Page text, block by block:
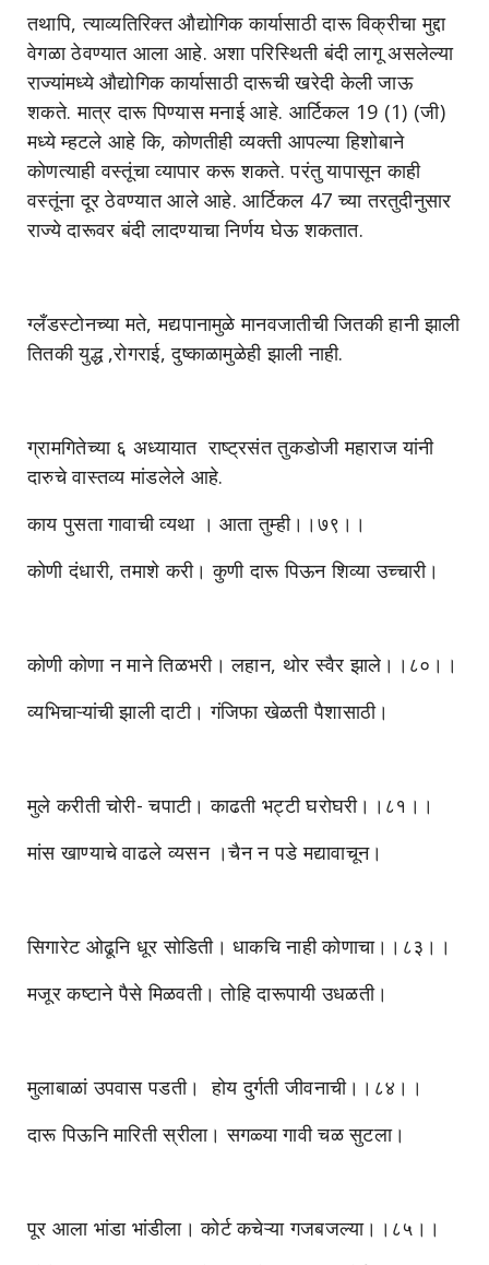
तथापि, त्याव्यतिरिक्त औद्योगिक कार्यासाठी दारू विक्रीचा मुद्दा
वेगळा ठेवण्यात आला आहे. अशा परिस्थिती बंदी लागू असलेल्या
राज्यांमध्ये औद्योगिक कार्यासाठी दारूची खरेदी केली जाऊ
शकते. मात्र दारू पिण्यास मनाई आहे. आर्टिकल 19 (1) (जी)
मध्ये म्हटले आहे कि, कोणतीही व्यक्ती आपल्या हिशोबाने
कोणत्याही वस्तूंचा व्यापार करू शकते. परंतु यापासून काही
वस्तूंना दूर ठेवण्यात आले आहे. आर्टिकल 47 च्या तरतुदीनुसार
राज्ये दारूवर बंदी लादण्याचा निर्णय घेऊ शकतात.
ग्लँडस्टोनच्या मते, मद्यपानामुळे मानवजातीची जितकी हानी झाली
तितकी युद्ध ,रोगराई, दुष्काळामुळेही झाली नाही.
ग्रामगितेच्या ६ अध्यायात राष्ट्रसंत तुकडोजी महाराज यांनी
दारुचे वास्तव्य मांडलेले आहे.
काय पुसता गावाची व्यथा । आता तुम्ही।।७९।।
कोणी दंधारी, तमाशे करी। कुणी दारू पिऊन शिव्या उच्चारी।
कोणी कोणा न माने तिळभरी। लहान, थोर स्वैर झाले।।८०।।
व्यभिचाऱ्यांची झाली दाटी। गंजिफा खेळती पैशासाठी।
मुले करीती चोरी- चपाटी। काढती भट्टी घरोघरी।।८१।।
मांस खाण्याचे वाढले व्यसन ।चैन न पडे मद्यावाचून।
सिगारेट ओढूनि धूर सोडिती। धाकचि नाही कोणाचा।।८३।।
मजूर कष्टाने पैसे मिळवती। तोहि दारूपायी उधळती।
मुलाबाळां उपवास पडती। होय दुर्गती जीवनाची।।८४।।
दारू पिऊनि मारिती स्रीला। सगळ्या गावी चळ सुटला।
पूर आला भांडा भांडीला। कोर्ट कचेऱ्या गजबजल्या।।८५।।